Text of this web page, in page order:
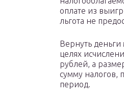
оплате из
льгота не
Вернуть
целях
рублей, а
сумму налогов,
период.